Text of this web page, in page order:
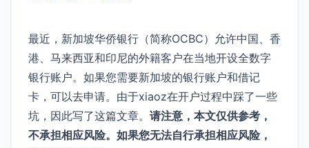
最近，新加坡华侨银行（简称OCBC）允许中国、香
港、马来西亚和印尼的外籍客户在当地开设全数字
银行账户。如果您需要新加坡的银行账户和借记
卡，可以去申请。由于xiaoz在开户过程中踩了一些
坑，因此写了这篇文章。 请注意，本文仅供参考，
不承担相应风险。如果您无法自行承担相应风险，